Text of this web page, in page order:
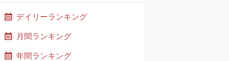
デイリーランキング
月間ランキング
年間ランキング